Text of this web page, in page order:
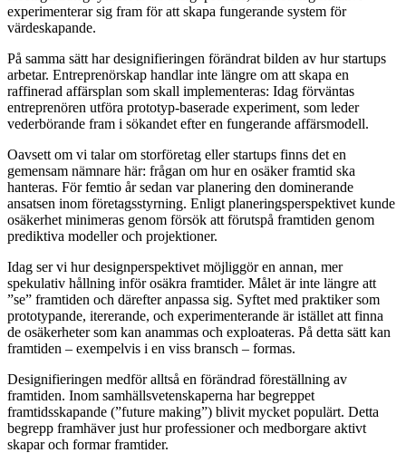
experimenterar sig fram för att skapa fungerande system för
värdeskapande.
På samma sätt har designifieringen förändrat bilden av hur startups
arbetar. Entreprenörskap handlar inte längre om att skapa en
raffinerad affärsplan som skall implementeras: Idag förväntas
entreprenören utföra prototyp-baserade experiment, som leder
vederbörande fram i sökandet efter en fungerande affärsmodell.
Oavsett om vi talar om storföretag eller startups finns det en
gemensam nämnare här: frågan om hur en osäker framtid ska
hanteras. För femtio år sedan var planering den dominerande
ansatsen inom företagsstyrning. Enligt planeringsperspektivet kunde
osäkerhet minimeras genom försök att förutspå framtiden genom
prediktiva modeller och projektioner.
Idag ser vi hur designperspektivet möjliggör en annan, mer
spekulativ hållning inför osäkra framtider. Målet är inte längre att
”se” framtiden och därefter anpassa sig. Syftet med praktiker som
prototypande, itererande, och experimenterande är istället att finna
de osäkerheter som kan anammas och exploateras. På detta sätt kan
framtiden – exempelvis i en viss bransch – formas.
Designifieringen medför alltså en förändrad föreställning av
framtiden. Inom samhällsvetenskaperna har begreppet
framtidsskapande (”future making”) blivit mycket populärt. Detta
begrepp framhäver just hur professioner och medborgare aktivt
skapar och formar framtider.